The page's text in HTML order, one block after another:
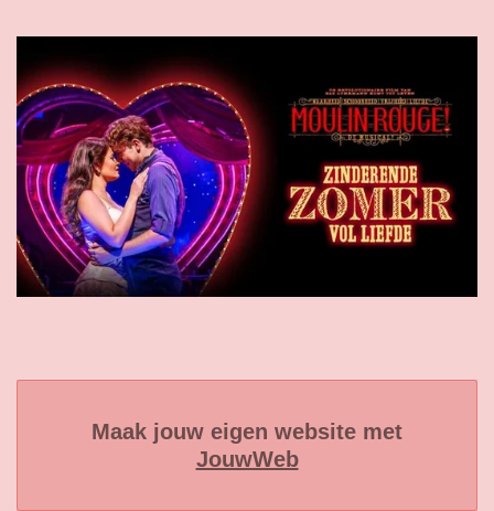
Maak jouw eigen website met
JouwWeb